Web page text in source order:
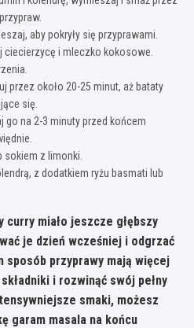
aby pokryły się przyprawami.
ciecierzycę i mleczko kokosowe.
przez około 20-25 minut, aż bataty
się.
go na 2-3 minuty przed końcem
sokiem z limonki.
z dodatkiem ryżu basmati lub
curry miało jeszcze głębszy
je dzień wcześniej i odgrzać
sposób przyprawy mają więcej
i rozwinąć swój pełny
smaki, możesz
garam masala na końcu